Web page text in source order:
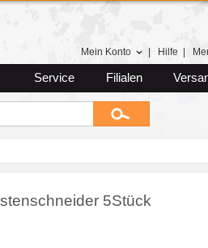
Mein Konto Hilfe
Service Filialen
5Stück